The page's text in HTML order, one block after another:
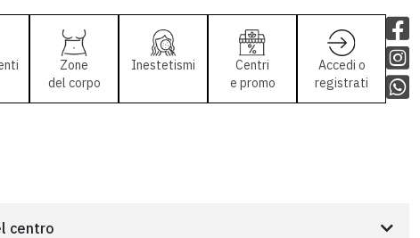
Zone
del corpo
Inestetismi
Centri
e promo
Accedi o
registrati
centro